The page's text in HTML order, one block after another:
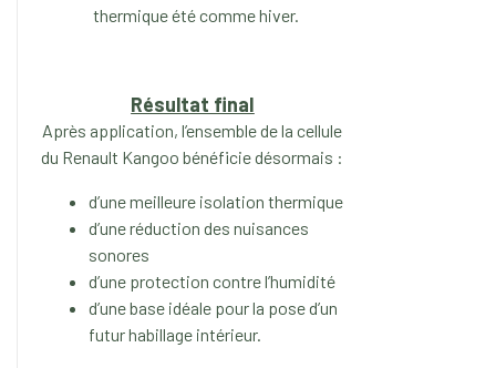
thermique été comme hiver.
Résultat final
Après application, l’ensemble de la cellule
du Renault Kangoo bénéficie désormais :
d’une meilleure isolation thermique
d’une réduction des nuisances
sonores
d’une protection contre l’humidité
d’une base idéale pour la pose d’un
futur habillage intérieur.